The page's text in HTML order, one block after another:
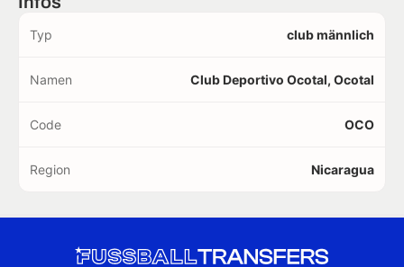
Typ club männlich
Namen Club Deportivo Ocotal, Ocotal
Code OCO
Region Nicaragua